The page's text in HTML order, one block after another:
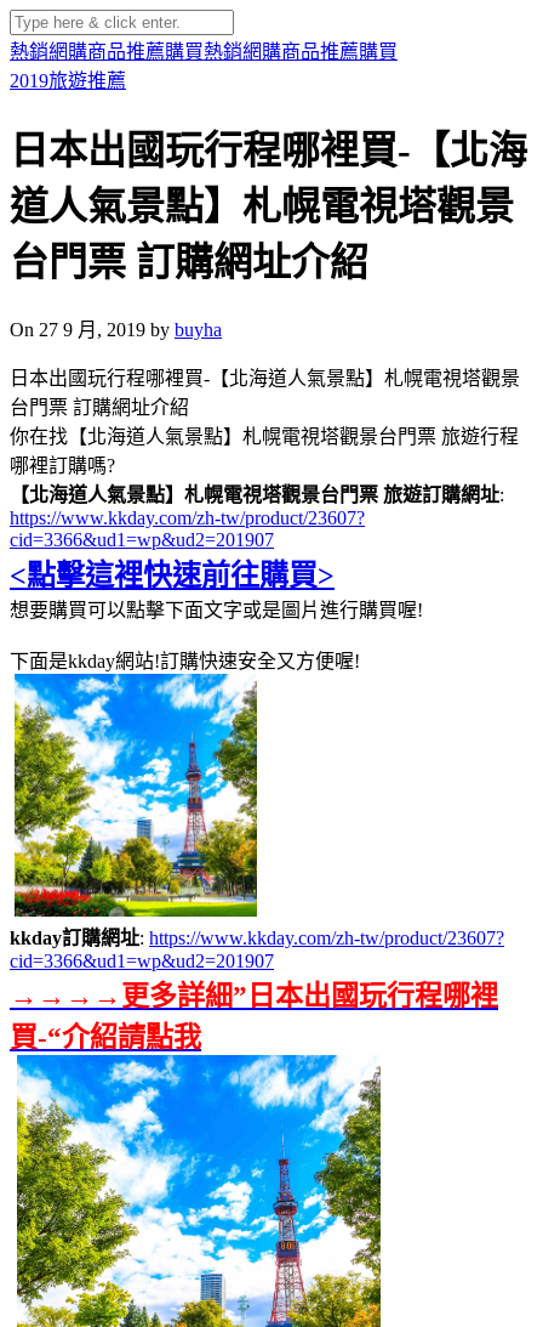
熱銷網購商品推薦購買熱銷網購商品推薦購買
2019旅遊推薦
日本出國玩行程哪裡買-【北海
道人氣景點】札幌電視塔觀景
台門票 訂購網址介紹
On 27 9 月, 2019 by buyha
日本出國玩行程哪裡買-【北海道人氣景點】札幌電視塔觀景
台門票 訂購網址介紹
你在找【北海道人氣景點】札幌電視塔觀景台門票 旅遊行程
哪裡訂購嗎?
【北海道人氣景點】札幌電視塔觀景台門票 旅遊訂購網址:
https://www.kkday.com/zh-tw/product/23607?
cid=3366&ud1=wp&ud2=201907
<點擊這裡快速前往購買>
想要購買可以點擊下面文字或是圖片進行購買喔!
下面是kkday網站!訂購快速安全又方便喔!
kkday訂購網址: https://www.kkday.com/zh-tw/product/23607?
cid=3366&ud1=wp&ud2=201907
→→→→更多詳細”日本出國玩行程哪裡
買-“介紹請點我